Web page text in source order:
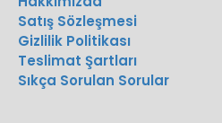
Satış Sözleşmesi
Gizlilik Politikası
Teslimat Şartları
Sıkça Sorulan Sorular